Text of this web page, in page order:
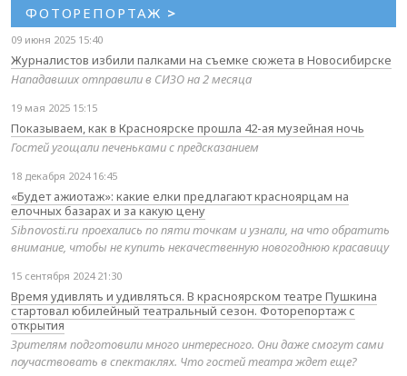
ФОТОРЕПОРТАЖ >
09 июня 2025 15:40
Журналистов избили палками на съемке сюжета в Новосибирске
Нападавших отправили в СИЗО на 2 месяца
19 мая 2025 15:15
Показываем, как в Красноярске прошла 42-ая музейная ночь
Гостей угощали печеньками с предсказанием
18 декабря 2024 16:45
«Будет ажиотаж»: какие елки предлагают красноярцам на
елочных базарах и за какую цену
Sibnovosti.ru проехались по пяти точкам и узнали, на что обратить
внимание, чтобы не купить некачественную новогоднюю красавицу
15 сентября 2024 21:30
Время удивлять и удивляться. В красноярском театре Пушкина
стартовал юбилейный театральный сезон. Фоторепортаж с
открытия
Зрителям подготовили много интересного. Они даже смогут сами
поучаствовать в спектаклях. Что гостей театра ждет еще?